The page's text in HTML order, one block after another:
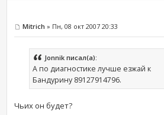
Mitrich » Пн, 08 окт 2007 20:33
Jonnik писал(а):
А по диагностике лучше езжай к
Бандурину 89127914796.
Чьих он будет?